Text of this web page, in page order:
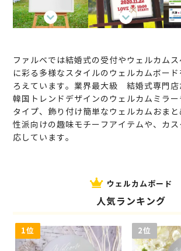
ファルベでは結婚式の受付やウェルカム
に彩る多様なスタイルのウェルカムボー
ろえています。業界最大級 結婚式専門店
韓国トレンドデザインのウェルカムミラ
タイプ、飾り付け簡単なウェルカムおま
性派向けの趣味モチーフアイテムや、カ
応しています。
ウェルカムボード
人気ランキング